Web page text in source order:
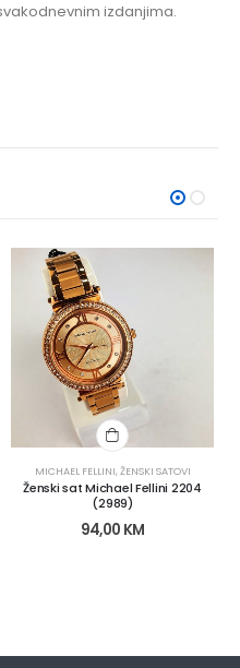
izdanjima.
MICHAEL FELLINI,ŽENSKI SATOVI
Ženski sat Michael Fellini 2204
(2989)
94,00 KM